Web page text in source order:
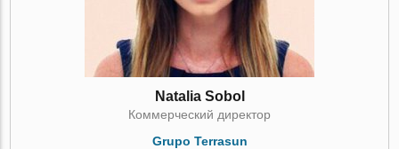
Natalia Sobol
Коммерческий директор
Grupo Terrasun